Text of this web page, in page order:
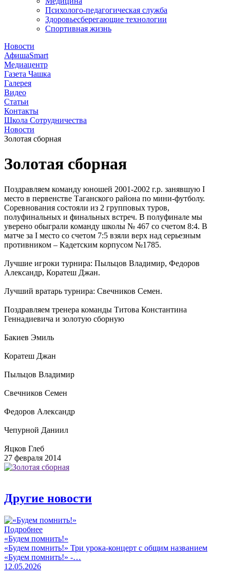
Психолого-педагогическая служба
Здоровьесберегающие технологии
Спортивная жизнь
Новости
АфишаSmart
Медиацентр
Газета Чашка
Галерея
Видео
Статьи
Контакты
Школа Сотрудничества
Новости
Золотая сборная
Золотая сборная
Поздравляем команду юношей 2001-2002 г.р. занявшую I
место в первенстве Таганского района по мини-футболу.
Соревнования состояли из 2 групповых туров,
полуфинальных и финальных встреч. В полуфинале мы
уверено обыграли команду школы № 467 со счетом 8:4. В
матче за I место со счетом 7:5 взяли верх над серьезным
противником – Кадетским корпусом №1785.
Лучшие игроки турнира: Пыльцов Владимир, Федоров
Александр, Коратеш Джан.
Лучший вратарь турнира: Свечников Семен.
Поздравляем тренера команды Титова Константина
Геннадиевича и золотую сборную
Бакиев Эмиль
Коратеш Джан
Пыльцов Владимир
Свечников Семен
Федоров Александр
Чепурной Даниил
Яцков Глеб
27 февраля 2014
Другие новости
Подробнее
«Будем помнить!»
«Будем помнить!» Три урока-концерт с общим названием
«Будем помнить!» -…
12.05.2026